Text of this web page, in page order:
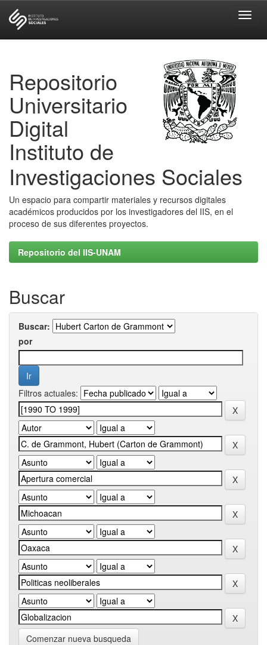
Repositorio
Universitario
Digital
Instituto de
Investigaciones Sociales
Un espacio para compartir materiales y recursos digitales
académicos producidos por los investigadores del IIS, en el
proceso de sus diferentes proyectos.
Repositorio del IIS-UNAM
Buscar
Buscar:
por
Filtros actuales:
Comenzar nueva busqueda